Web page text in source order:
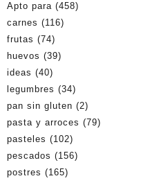
Apto para (458)
carnes (116)
frutas (74)
huevos (39)
ideas (40)
legumbres (34)
pan sin gluten (2)
pasta y arroces (79)
pasteles (102)
pescados (156)
postres (165)